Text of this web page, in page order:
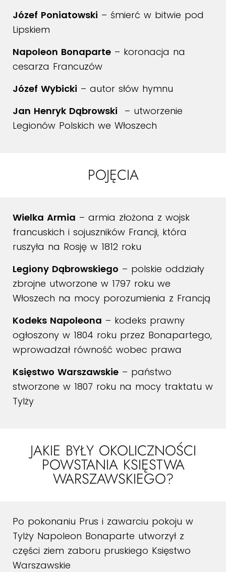
Józef Poniatowski – śmierć w bitwie pod
Lipskiem
Napoleon Bonaparte – koronacja na
cesarza Francuzów
Józef Wybicki – autor słów hymnu
Jan Henryk Dąbrowski – utworzenie
Legionów Polskich we Włoszech
POJĘCIA
Wielka Armia – armia złożona z wojsk
francuskich i sojuszników Francji, która
ruszyła na Rosję w 1812 roku
Legiony Dąbrowskiego – polskie oddziały
zbrojne utworzone w 1797 roku we
Włoszech na mocy porozumienia z Francją
Kodeks Napoleona – kodeks prawny
ogłoszony w 1804 roku przez Bonapartego,
wprowadzał równość wobec prawa
Księstwo Warszawskie – państwo
stworzone w 1807 roku na mocy traktatu w
Tylży
JAKIE BYŁY OKOLICZNOŚCI
POWSTANIA KSIĘSTWA
WARSZAWSKIEGO?
Po pokonaniu Prus i zawarciu pokoju w
Tylży Napoleon Bonaparte utworzył z
części ziem zaboru pruskiego Księstwo
Warszawskie